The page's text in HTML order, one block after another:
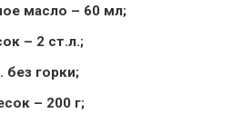
масло – 60 мл;
– 2 ст.л.;
без горки;
– 200 г;